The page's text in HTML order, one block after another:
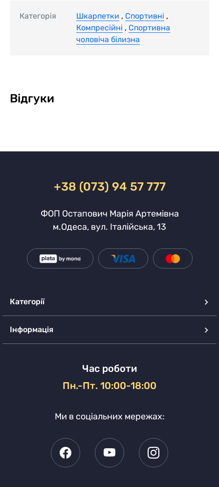
Категорія Шкарпетки , Спортивні ,
Компресійні , Спортивна
чоловіча білизна
Відгуки
+38 (073) 94 57 777
ФОП Остапович Марія Артемівна
м.Одеса, вул. Італійська, 13
Категорії
Інформація
Час роботи
Пн.-Пт. 10:00-18:00
Ми в соціальних мережах: